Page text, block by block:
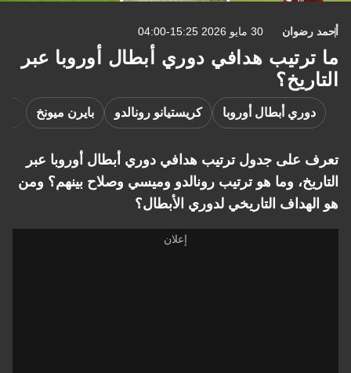
30 مايو 2026 15:25-04:00
هدافي دوري أبطال أوروبا عبر
أبطال أوروبا كريستيانو رونالدو بايرن ميونخ
على جدول ترتيب هدافي دوري أبطال أوروبا عبر
وما هو ترتيب رونالدو وميسي وصلاح بينهم؟ ومن
التاريخي لدوري الأبطال؟